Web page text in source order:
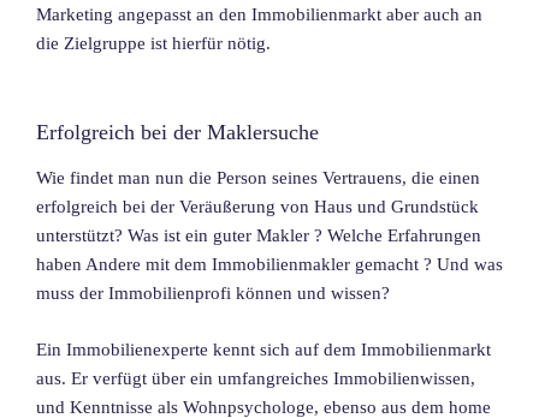
Marketing angepasst an den Immobilienmarkt aber auch an
die Zielgruppe ist hierfür nötig.
Erfolgreich bei der Maklersuche
Wie findet man nun die Person seines Vertrauens, die einen
erfolgreich bei der Veräußerung von Haus und Grundstück
unterstützt? Was ist ein guter Makler ? Welche Erfahrungen
haben Andere mit dem Immobilienmakler gemacht ? Und was
muss der Immobilienprofi können und wissen?
Ein Immobilienexperte kennt sich auf dem Immobilienmarkt
aus. Er verfügt über ein umfangreiches Immobilienwissen,
und Kenntnisse als Wohnpsychologe, ebenso aus dem home